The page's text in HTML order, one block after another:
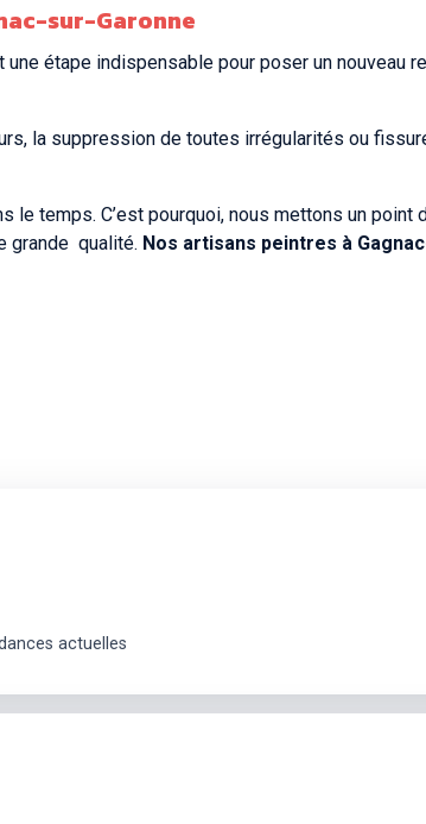
sur-Garonne
étape indispensable pour poser un nouveau
la suppression de toutes irrégularités ou
temps. C’est pourquoi, nous mettons un point
grande qualité. Nos artisans peintres à
actuelles